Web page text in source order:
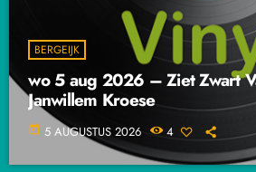
BERGEIJK
wo 5 aug 2026 – Ziet Zwart
Janwillem Kroese
today 5 AUGUSTUS 2026 4